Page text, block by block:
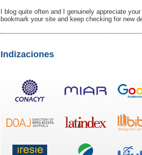
I blog quite often and I genuinely appreciate
bookmark your site and keep checking for new
Indizaciones